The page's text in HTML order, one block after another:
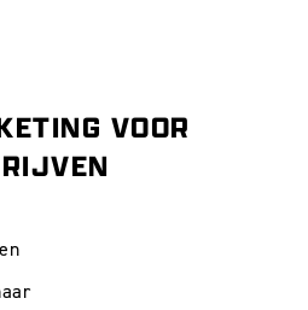
VOOR